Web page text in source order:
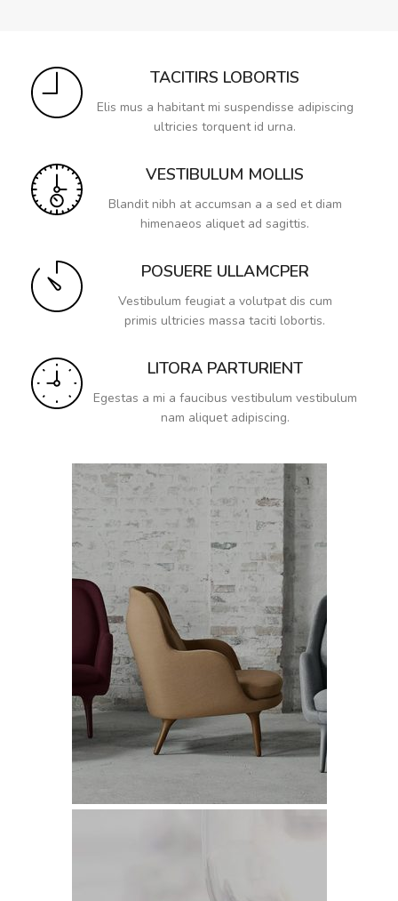
TACITIRS LOBORTIS
Elis mus a habitant mi suspendisse adipiscing
ultricies torquent id urna.
VESTIBULUM MOLLIS
Blandit nibh at accumsan a a sed et diam
himenaeos aliquet ad sagittis.
POSUERE ULLAMCPER
Vestibulum feugiat a volutpat dis cum
primis ultricies massa taciti lobortis.
LITORA PARTURIENT
Egestas a mi a faucibus vestibulum vestibulum
nam aliquet adipiscing.